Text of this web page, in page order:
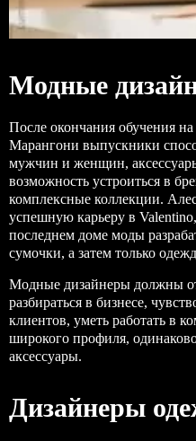
Модные
После окончания обучения
Марангони выпускники
мужчин и женщин,
возможность устроиться в
комплексные коллекции.
успешную карьеру в
последнем доме моды
сумочки, а затем только
Модные дизайнеры должны
разбираться в бизнесе,
клиентов, уметь работать в
широкого профиля,
аксессуары.
Дизайнеры